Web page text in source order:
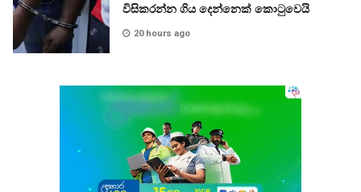
විසිකරන්න ගිය දෙන්නෙක් කොටුවෙයි
20 hours ago